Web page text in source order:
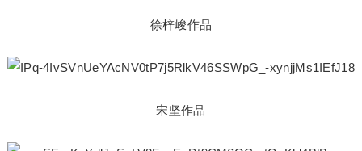
徐梓峻作品
宋坚作品